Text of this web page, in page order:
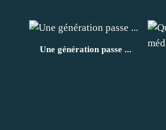
Une génération passe ...